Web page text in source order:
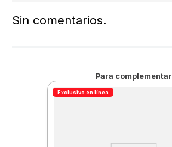
Sin comentarios.
Para complementar
Exclusivo en línea